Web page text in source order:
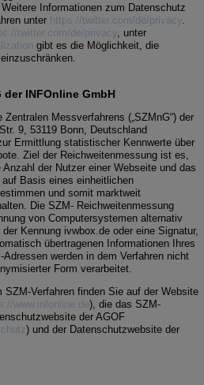
Informationen zum Datenschutz
unter https://twitter.com/de/privacy
twitter.com/de/privacy , unter
gibt es die Möglichkeit, die
INFOnline GmbH
Messverfahrens („SZMnG“) der
9, 53119 Bonn, Deutschland
Ermittlung statistischer Kennwerte über
Ziel der Reichweitenmessung ist es,
der Nutzer einer Webseite und das
Basis eines einheitlichen
und somit marktweit
Die SZM- Reichweitenmessung
von Computersystemen alternativ
Kennung ivwbox.de oder eine Signatur,
übertragenen Informationen Ihres
werden in dem Verfahren nicht
Form verarbeitet.
SZM-Verfahren finden Sie auf der Website
www.infonline.de), die das SZM-
der AGOF
) und der Datenschutzwebsite der